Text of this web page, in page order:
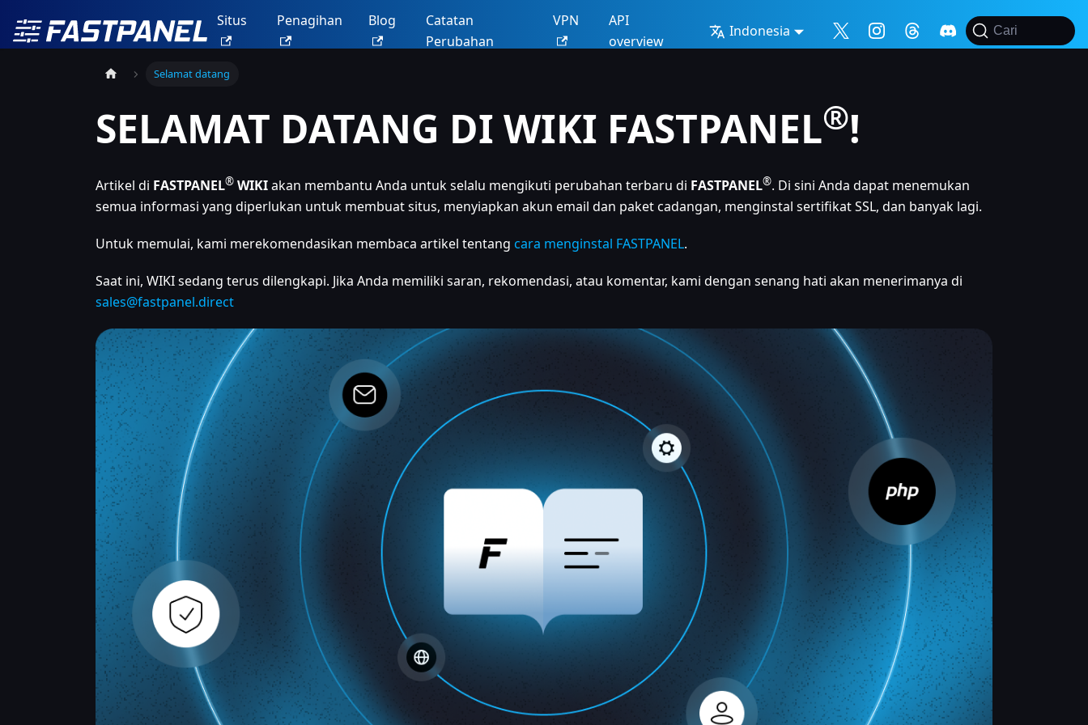
Situs Penagihan Blog
Catatan
Perubahan
VPN
API
overview
Indonesia Cari
Selamat datang
SELAMAT DATANG DI WIKI FASTPANEL®!
Artikel di FASTPANEL® WIKIakan membantu Anda untuk selalu mengikuti perubahan terbaru di FASTPANEL®. Di sini Anda dapat menemukan
semua informasi yang diperlukan untuk membuat situs, menyiapkan akun email dan paket cadangan, menginstal sertifikat SSL, dan banyak lagi.
Untuk memulai, kami merekomendasikan membaca artikel tentang cara menginstal FASTPANEL.
Saat ini, WIKI sedang terus dilengkapi. Jika Anda memiliki saran, rekomendasi, atau komentar, kami dengan senang hati akan menerimanya di
sales@fastpanel.direct